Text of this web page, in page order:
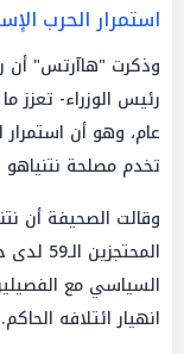
استمرار الحرب
وذكرت "هاآرتس" أن
رئيس الوزراء- تعزز
عام، وهو أن
تخدم مصلحة
وقالت الصحيفة أن
السياسي مع
انهيار ائتلافه الحاكم.